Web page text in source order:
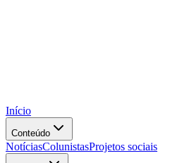
Início
Conteúdo
NotíciasColunistasProjetos sociais